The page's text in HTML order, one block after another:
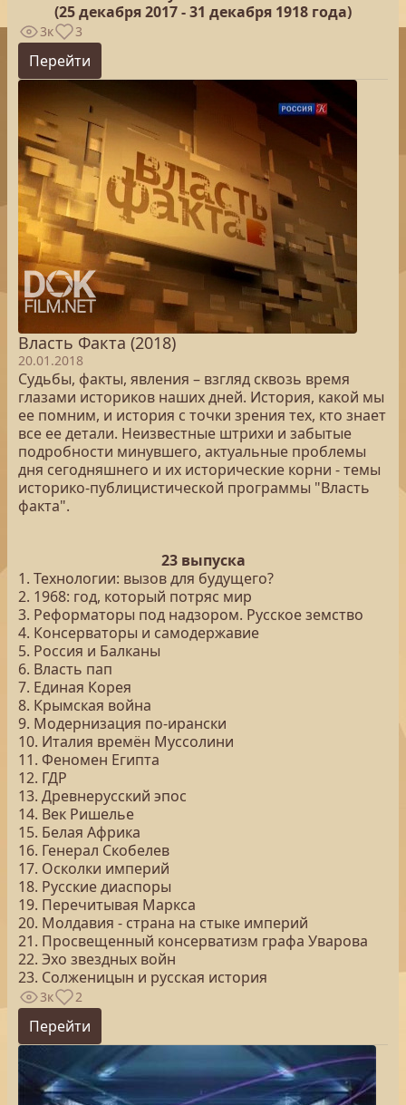
(25декабря 2017 - 31 декабря 1918 года)
3к 3
Перейти
Власть Факта (2018)
20.01.2018
Судьбы, факты, явления – взгляд сквозь время
глазами историков наших дней. История, какой мы
ее помним, и история с точки зрения тех, кто знает
все ее детали. Неизвестные штрихи и забытые
подробности минувшего, актуальные проблемы
дня сегодняшнего и их исторические корни - темы
историко-публицистической программы "Власть
факта".
23 выпуска
1. Технологии: вызов для будущего?
2. 1968: год, который потряс мир
3. Реформаторы под надзором. Русское земство
4. Консерваторы и самодержавие
5. Россия и Балканы
6. Власть пап
7. Единая Корея
8. Крымская война
9. Модернизация по-ирански
10. Италия времён Муссолини
11. Феномен Египта
12. ГДР
13. Древнерусский эпос
14. Век Ришелье
15. Белая Африка
16. Генерал Скобелев
17. Осколки империй
18. Русские диаспоры
19. Перечитывая Маркса
20. Молдавия - страна на стыке империй
21. Просвещенный консерватизм графа Уварова
22. Эхо звездных войн
23. Солженицын и русская история
3к 2
Перейти